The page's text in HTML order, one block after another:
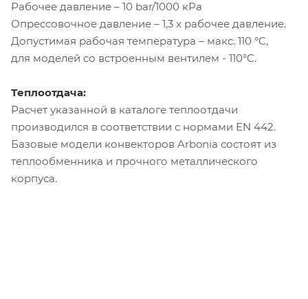
Рабочее давление – 10 bar/1000 кРа
Опрессовочное давление – 1,3 х рабочее давление.
Допустимая рабочая температура – макс. 110 °C,
для моделей со встроенным вентилем - 110°C.
Теплоотдача:
Расчет указанной в каталоге теплоотдачи
производился в соответствии с нормами EN 442.
Базовые модели конвекторов Arbonia состоят из
теплообменника и прочного металлического
корпуса.